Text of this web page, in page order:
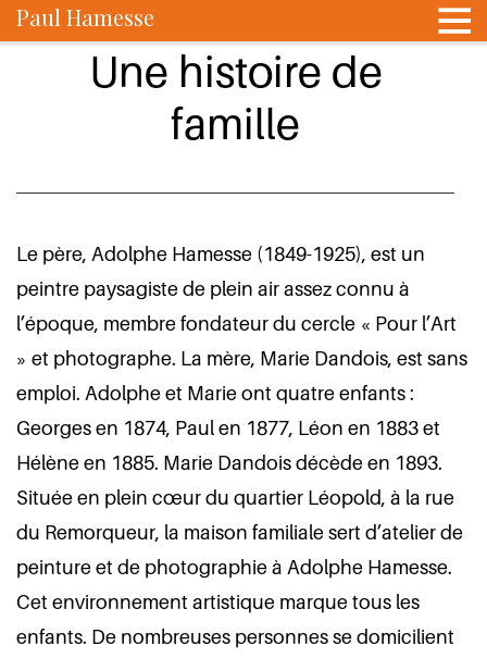
Paul Hamesse
Une histoire de
famille
Le père, Adolphe Hamesse (1849-1925), est un
peintre paysagiste de plein air assez connu à
l’époque, membre fondateur du cercle « Pour l’Art
» et photographe. La mère, Marie Dandois, est sans
emploi. Adolphe et Marie ont quatre enfants :
Georges en 1874, Paul en 1877, Léon en 1883 et
Hélène en 1885. Marie Dandois décède en 1893.
Située en plein cœur du quartier Léopold, à la rue
du Remorqueur, la maison familiale sert d’atelier de
peinture et de photographie à Adolphe Hamesse.
Cet environnement artistique marque tous les
enfants. De nombreuses personnes se domicilient